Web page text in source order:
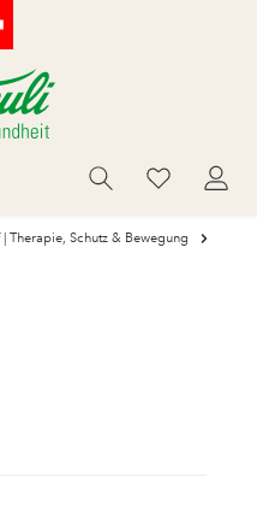
Therapie, Schutz & Bewegung